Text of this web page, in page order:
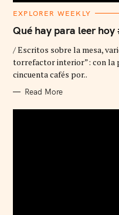
C
T
E
O
R
I
E
EXPLORER WEEKLY
Qué hay para leer hoy
/ Escritos sobre la mesa,
torrefactor interior”: con la
cincuenta cafés por..
Read More